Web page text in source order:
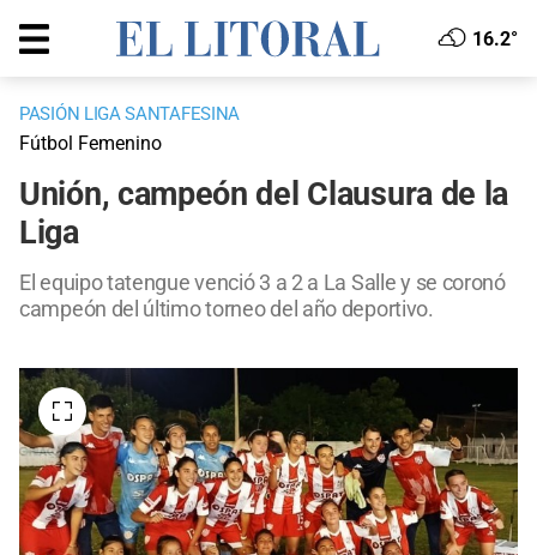
16.2°
PASIÓN LIGA SANTAFESINA
Fútbol Femenino
Unión, campeón del Clausura de la
Liga
El equipo tatengue venció 3 a 2 a La Salle y se coronó
campeón del último torneo del año deportivo.